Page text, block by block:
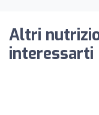
Altri
interessarti